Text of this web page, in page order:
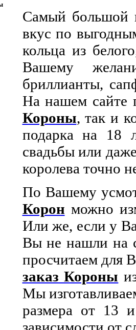
Самый большой
вкус по
кольца из
Вашему
бриллианты,
На нашем сайте
Короны, так и
подарка на 18
свадьбы или
королева точно
По Вашему
Корон можно
Или же, если у
Вы не нашли на
просчитаем для
заказ Короны
Мы
размера от 13